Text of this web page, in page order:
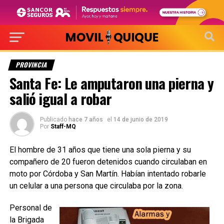
PROVINCIA
Santa Fe: Le amputaron una pierna y
salió igual a robar
Publicado hace 7 años el 14 de junio de 2019
Por Staff-MQ
El hombre de 31 años que tiene una sola pierna y su
compañero de 20 fueron detenidos cuando circulaban en
moto por Córdoba y San Martín. Habían intentado robarle
un celular a una persona que circulaba por la zona.
Personal de
la Brigada